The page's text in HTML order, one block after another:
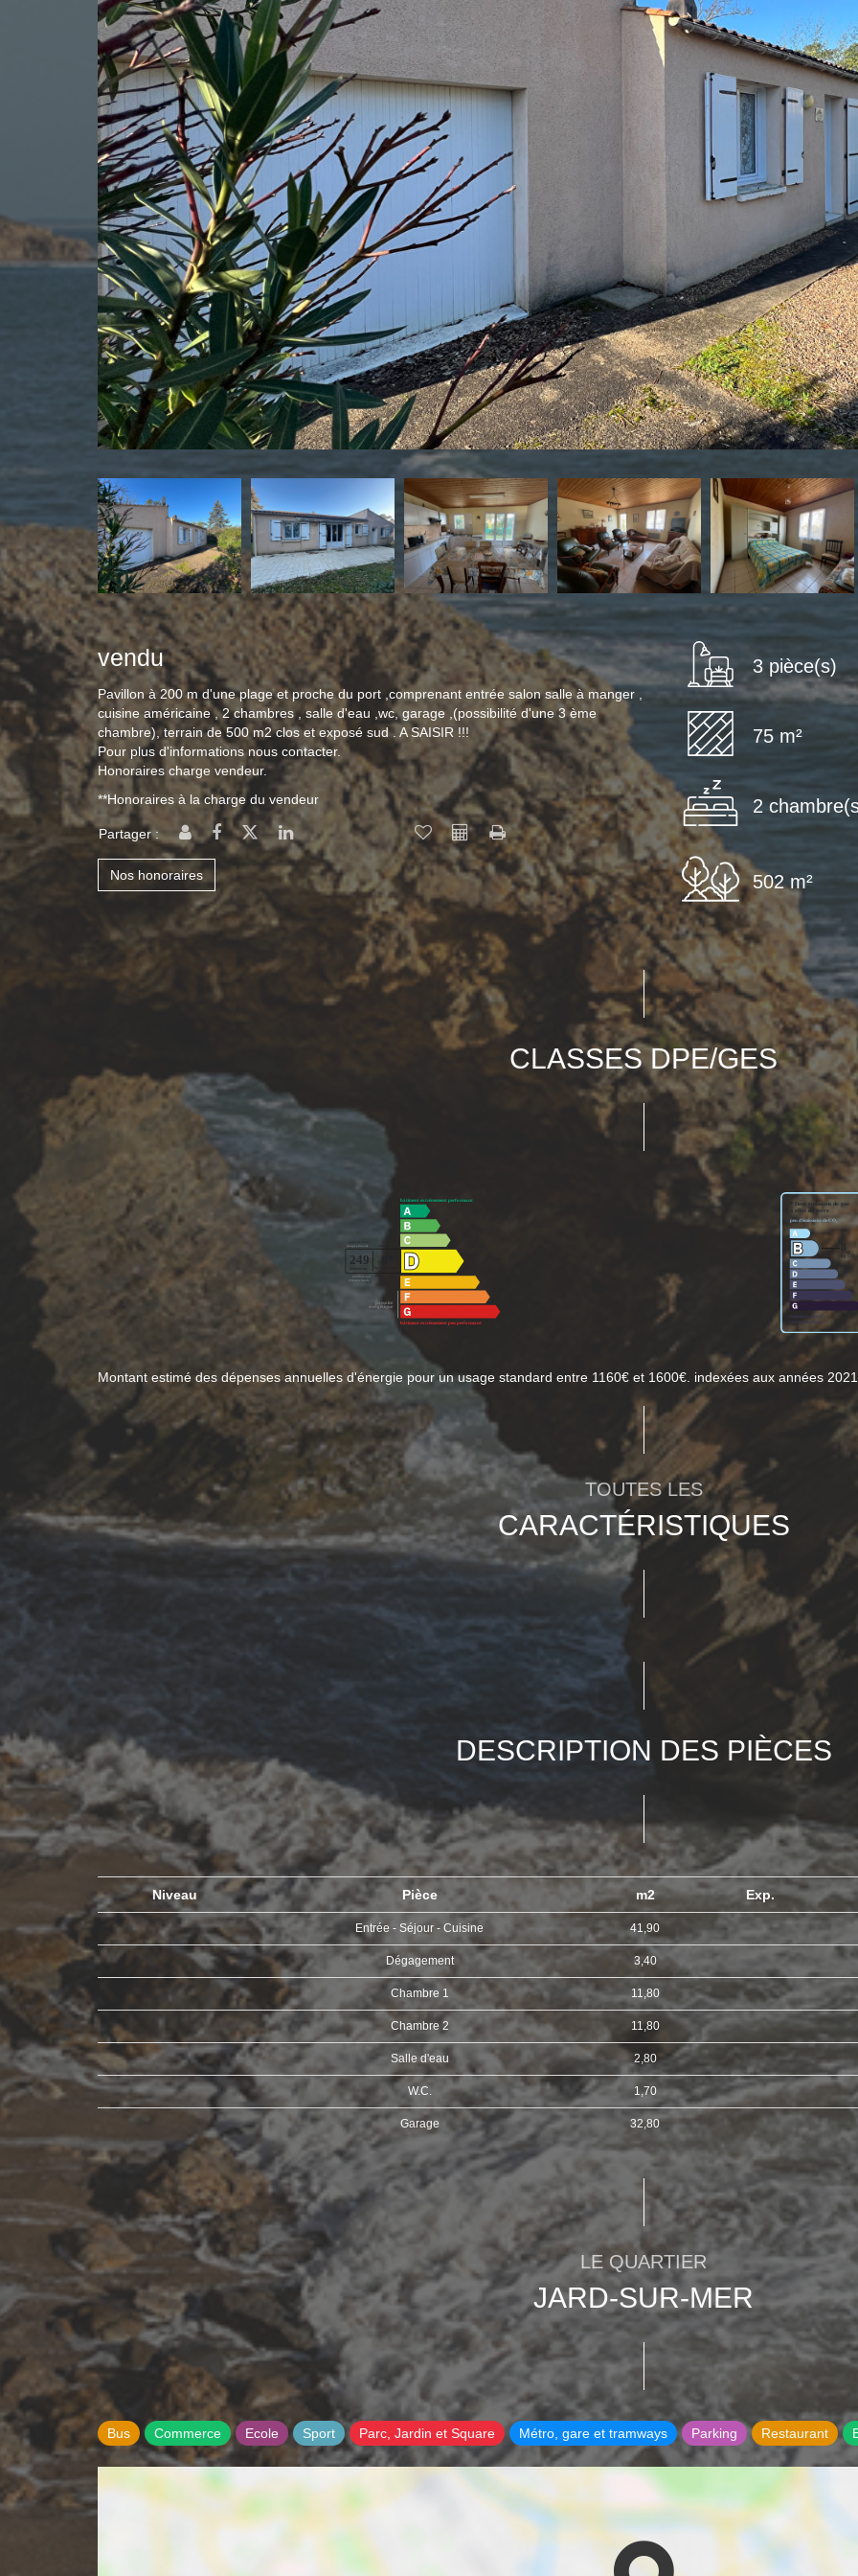
vendu
Pavillon à 200 m d'une plage et proche du port ,comprenant entrée salon salle à manger ,
cuisine américaine , 2 chambres , salle d'eau ,wc, garage ,(possibilité d'une 3 ème
chambre), terrain de 500 m2 clos et exposé sud . A SAISIR !!!
Pour plus d'informations nous contacter.
Honoraires charge vendeur.
**Honoraires à la charge du vendeur
Partager :
Nos honoraires
3 pièce(s)
75 m²
2
502 m²
CLASSES DPE/GES
Montant estimé des dépenses annuelles d'énergie pour un usage standard entre 1160€ et 1600€. indexées aux années
TOUTES LES
CARACTÉRISTIQUES
DESCRIPTION DES PIÈCES
Niveau Pièce m2 Exp.
Entrée - Séjour - Cuisine 41,90
Dégagement 3,40
Chambre 1 11,80
Chambre 2 11,80
Salle d'eau 2,80
W.C. 1,70
Garage 32,80
LE QUARTIER
JARD-SUR-MER
Bus Commerce Ecole Sport Parc, Jardin et Square Métro, gare et tramways Parking Restaurant